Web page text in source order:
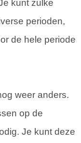
kunt zulke
perioden,
de hele periode
weer anders.
op de
Je kunt deze